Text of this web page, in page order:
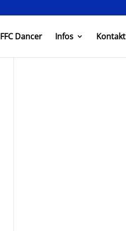
FFC Dancer Infos Kontakt